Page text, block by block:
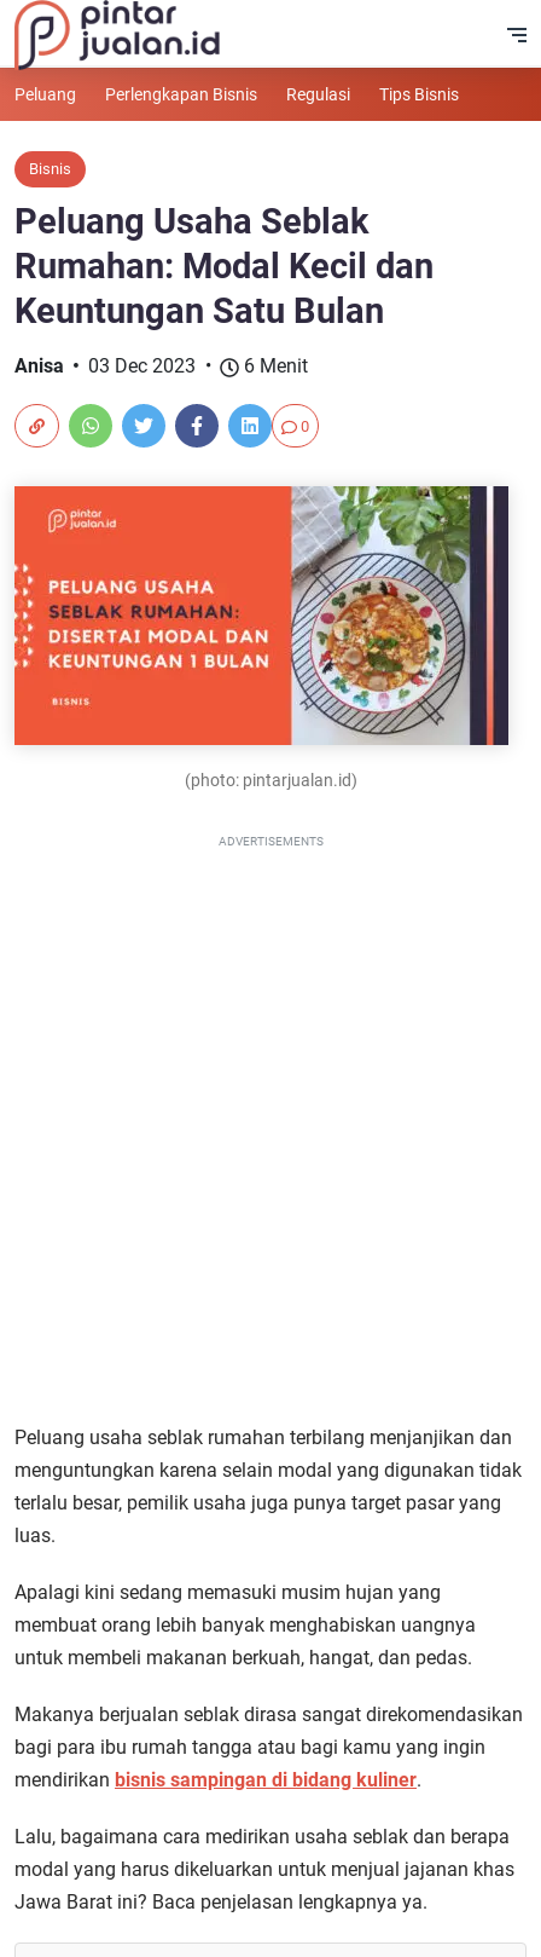
Peluang Perlengkapan Bisnis Regulasi Tips Bisnis
Bisnis
Peluang Usaha Seblak
Rumahan: Modal Kecil dan
Keuntungan Satu Bulan
Anisa 03 Dec 2023 6 Menit
0
(photo: pintarjualan.id)
ADVERTISEMENTS
Peluang usaha seblak rumahan terbilang menjanjikan dan
menguntungkan karena selain modal yang digunakan tidak
terlalu besar, pemilik usaha juga punya target pasar yang
luas.
Apalagi kini sedang memasuki musim hujan yang
membuat orang lebih banyak menghabiskan uangnya
untuk membeli makanan berkuah, hangat, dan pedas.
Makanya berjualan seblak dirasa sangat direkomendasikan
bagi para ibu rumah tangga atau bagi kamu yang ingin
mendirikan bisnis sampingan di bidang kuliner.
Lalu, bagaimana cara medirikan usaha seblak dan berapa
modal yang harus dikeluarkan untuk menjual jajanan khas
Jawa Barat ini? Baca penjelasan lengkapnya ya.